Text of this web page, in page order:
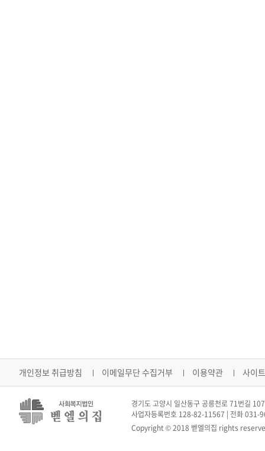
개인정보 취급방침 이메일무단 수집거부 이용약관 사이
경기도 고양시 일산동구 공릉천로 71번길
사업자등록번호 128-82-11567 | 전화
Copyright © 2018 벧엘의집 rights